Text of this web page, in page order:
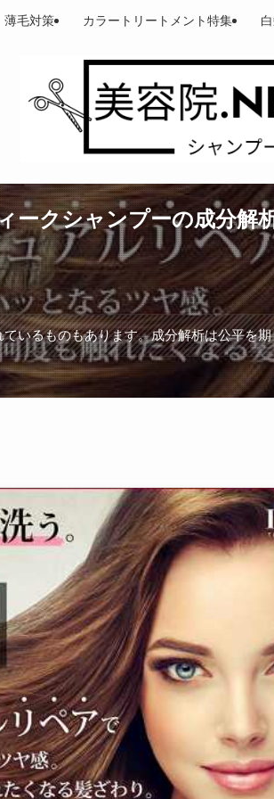
薄毛対策 カラートリートメント特集
ークシャンプーの成分
いるものもあります。成分解析は公平を